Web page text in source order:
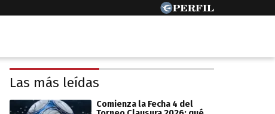
Las más leídas
Comienza la Fecha 4 del